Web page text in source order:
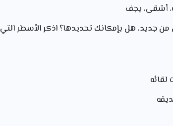
جديد، هل بإمكانك تحديدها؟ اذكر الأسطر التي